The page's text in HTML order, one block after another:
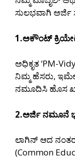
ಸುಲಭವಾಗಿ ಅರ್ಜಿ
1.ಅಕೌಂಟ್
ಅಧಿಕೃತ ‘PM-
ನಿಮ್ಮ ಹೆಸರು,
ನಮೂದಿಸಿ ಹೊಸ
2.ಅರ್ಜಿ ನಮೂನೆ
ಲಾಗಿನ್ ಆದ
(Common